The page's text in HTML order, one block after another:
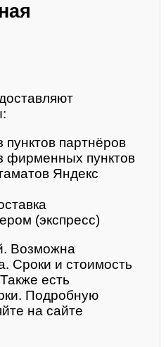
партнёров
фирменных пунктов
Яндекс
(экспресс)
Возможна
Сроки и стоимость
есть
Подробную
на сайте